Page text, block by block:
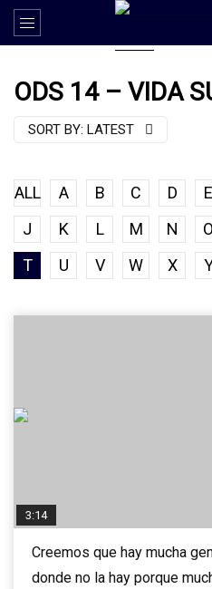
ODS 14 – VIDA
SORT BY: LATEST
ALL A B C D E
J
K L M N O
T
U V W X
3:14
Creemos que hay mucha
donde no la hay porque